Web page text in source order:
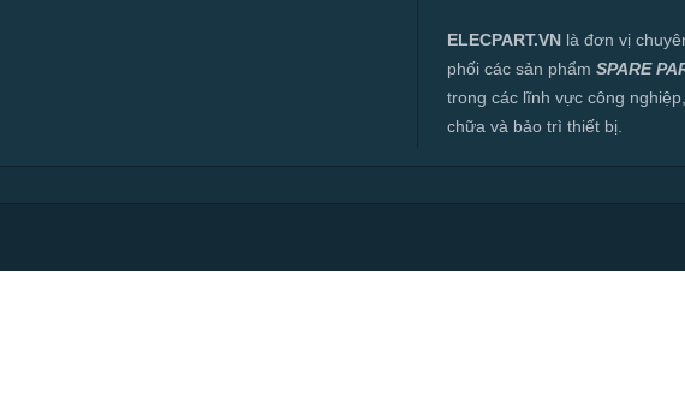
ELECPART.VN là đơn vị
phối các sản phẩm SPARE
trong các lĩnh vực công
chữa và bảo trì thiết bị.